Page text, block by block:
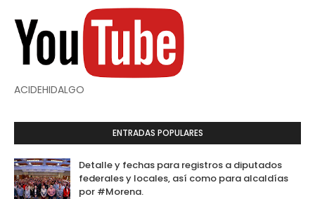
ACIDEHIDALGO
ENTRADAS POPULARES
Detalle y fechas para registros a diputados
federales y locales, así como para alcaldías
por #Morena.